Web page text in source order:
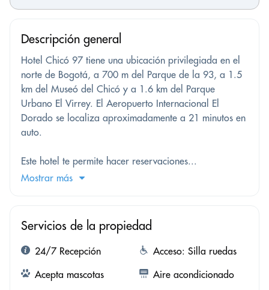
Descripción general
Hotel Chicó 97 tiene una ubicación privilegiada en el
norte de Bogotá, a 700 m del Parque de la 93, a 1.5
km del Museó del Chicó y a 1.6 km del Parque
Urbano El Virrey. El Aeropuerto Internacional El
Dorado se localiza aproximadamente a 21 minutos en
auto.
Este hotel te permite hacer reservaciones...
Mostrar más
Servicios de la propiedad
24/7 Recepción
Acceso: Silla ruedas
Acepta mascotas
Aire acondicionado